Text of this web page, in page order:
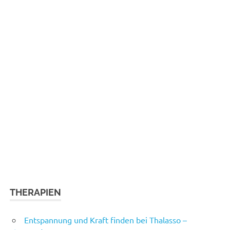
THERAPIEN
Entspannung und Kraft finden bei Thalasso –